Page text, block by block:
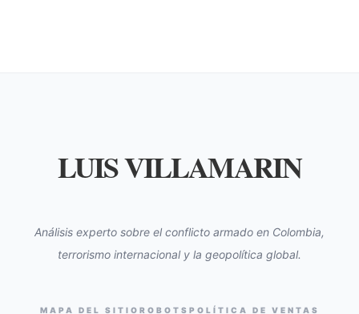
LUIS VILLAMARIN
Análisis experto sobre el conflicto armado en Colombia,
terrorismo internacional y la geopolítica global.
MAPA DEL SITIO ROBOTS POLÍTICA DE VENTAS